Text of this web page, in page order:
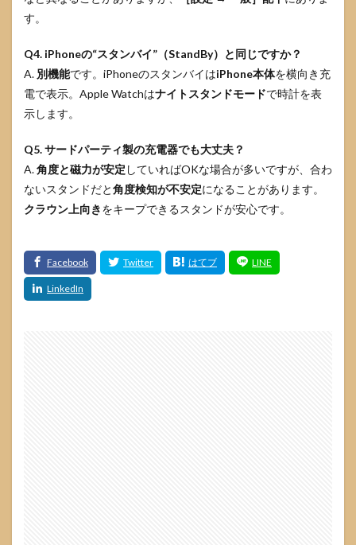
す。
Q4. iPhoneの“スタンバイ”（StandBy）と同じですか？
A. 別機能です。iPhoneのスタンバイはiPhone本体を横向き充
電で表示。Apple Watchはナイトスタンドモードで時計を表
示します。
Q5. サードパーティ製の充電器でも大丈夫？
A.角度と磁力が安定 していればOKな場合が多いですが、合わ
ないスタンドだと角度検知が不安定になることがあります。
クラウン上向きをキープできるスタンドが安心です。